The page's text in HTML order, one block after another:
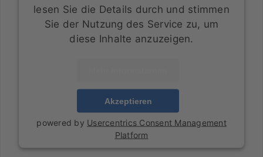
lesen Sie die Details durch und stimmen
Sie der Nutzung des Service zu, um
diese Inhalte anzuzeigen.
Akzeptieren
powered by Usercentrics Consent Management
Platform